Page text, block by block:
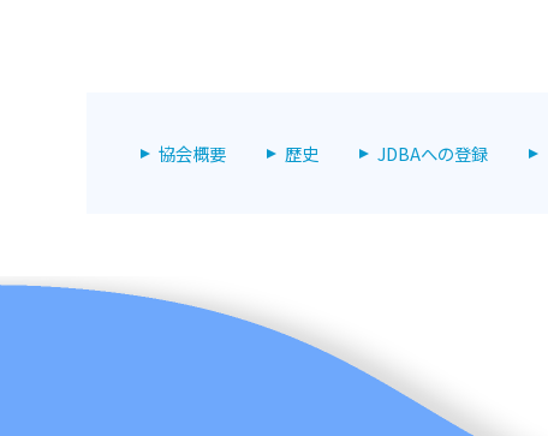
協会概要 歴史 JDBAへの登録